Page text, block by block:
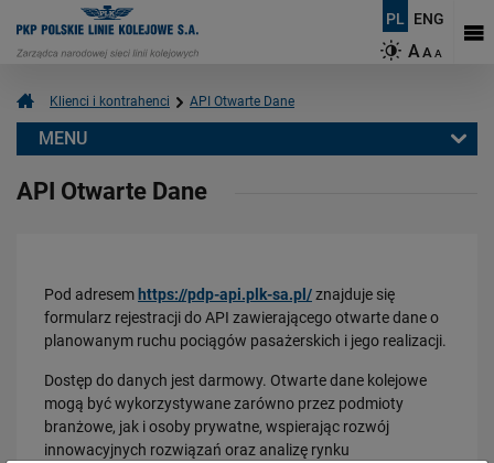
PL ENG
AAA
Klienci i kontrahenci API Otwarte Dane
API Otwarte Dane
Pod adresem https://pdp-api.plk-sa.pl/znajduje się
formularz rejestracji do API zawierającego otwarte dane o
planowanym ruchu pociągów pasażerskich i jego realizacji.
Dostęp do danych jest darmowy. Otwarte dane kolejowe
mogą być wykorzystywane zarówno przez podmioty
branżowe, jak i osoby prywatne, wspierając rozwój
innowacyjnych rozwiązań oraz analizę rynku
MENU
Bezpieczeństwo Informacji Spółki
Statut Sieci Kolejowej
Warunki udostępniania infrastruktury i regulaminy
Serwis Kalkulacja
Internetowy system zamawiania trasy pociągu